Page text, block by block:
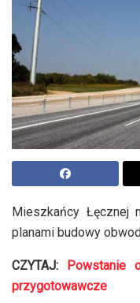
Mieszkańcy Łęcznej
planami budowy
CZYTAJ: Powstanie
przygotowawcze